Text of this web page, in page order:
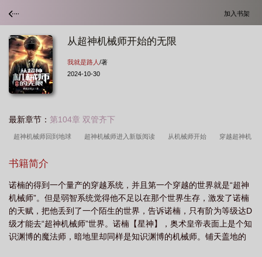
加入书架
从超神机械师开始的无限
我就是路人 /著
2024-10-30
最新章节： 第104章 双管齐下
超神机械师回到地球 超神机械师进入新版阅读 从机械师开始 穿越超神机
事 超神机械师 起点
聊 超神机械师的主角回到现实了吗 超神机械师回到地球续写 从超神机械师
开始的无限转职 主角穿越超神机械师的 超神机械师全文 超神机械师
类 超神机械师开局从攻略海拉开始TXT 超神机械师 超神机械师完结 超
神机械师回到现实 主角穿越到超神机械师的世界 从机械师到无限械神 超神
书籍简介
诺楠的得到一个量产的穿越系统，并且第一个穿越的世界就是“超神
机械师”。但是弱智系统觉得他不足以在那个世界生存，激发了诺楠
的天赋，把他丢到了一个陌生的世界，告诉诺楠，只有阶为等级达D
级才能去“超神机械师”世界。诺楠【星神】，奥术皇帝表面上是个知
识渊博的魔法师，暗地里却同样是知识渊博的机械师。铺天盖地的